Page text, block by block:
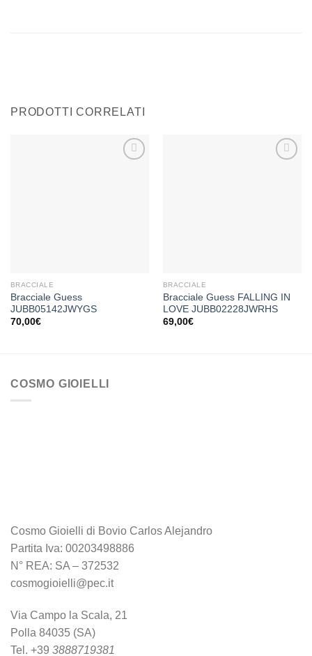
PRODOTTI CORRELATI
BRACCIALE
Bracciale Guess
JUBB05142JWYGS
70,00€
BRACCIALE
Bracciale Guess FALLING IN
LOVE JUBB02228JWRHS
69,00€
COSMO GIOIELLI
Cosmo Gioielli di Bovio Carlos Alejandro
Partita Iva: 00203498886
N° REA: SA – 372532
cosmogioielli@pec.it
Via Campo la Scala, 21
Polla 84035 (SA)
Tel. +39 3888719381